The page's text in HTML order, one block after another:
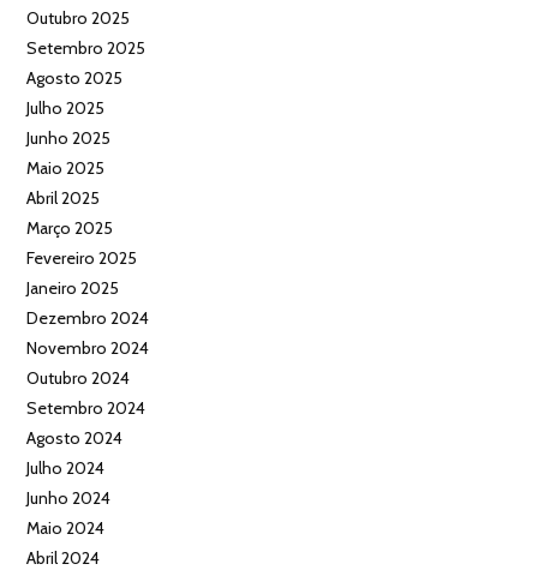
Outubro 2025
Setembro 2025
Agosto 2025
Julho 2025
Junho 2025
Maio 2025
Abril 2025
Março 2025
Fevereiro 2025
Janeiro 2025
Dezembro 2024
Novembro 2024
Outubro 2024
Setembro 2024
Agosto 2024
Julho 2024
Junho 2024
Maio 2024
Abril 2024